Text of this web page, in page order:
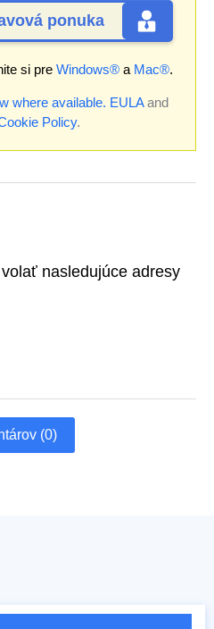
ponuka
si pre Windows®a Mac®.
where available. EULAand
Policy.
nasledujúce adresy
(0)